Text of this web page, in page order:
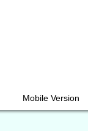
Mobile Version